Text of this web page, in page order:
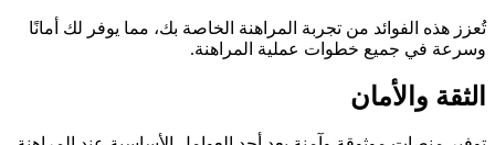
تُعزز هذه الفوائد من تجربة المراهنة الخاصة بك، مما يوفر لك أمانًا
وسرعة في جميع خطوات عملية المراهنة.
الثقة والأمان